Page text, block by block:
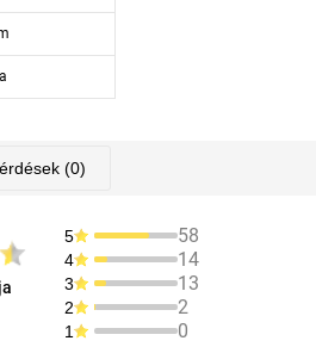
(0)
5 58
4 14
3 13
2 2
1 0